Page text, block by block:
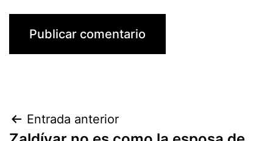
Navegación
Entrada anterior